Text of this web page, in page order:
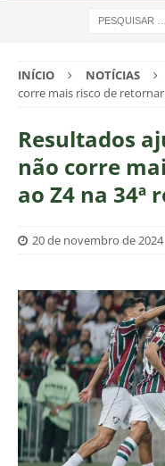
INÍCIO NOTÍCIAS
corre mais risco de
Resultados
não corre
ao Z4 na 34ª
20 de novembro de 2024